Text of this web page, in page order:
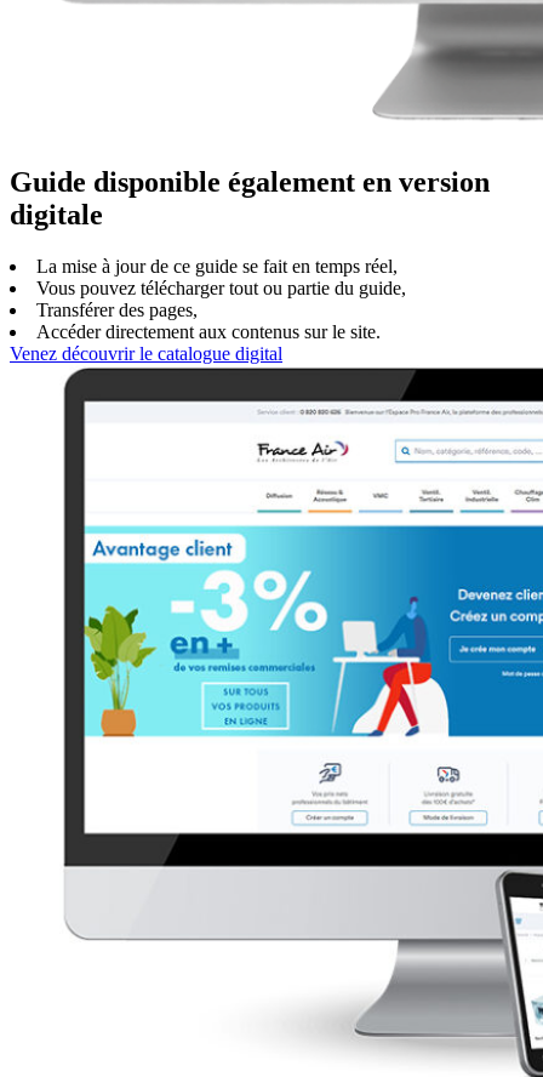
Guide disponible également en version
digitale
La mise à jour de ce guide se fait en temps réel,
Vous pouvez télécharger tout ou partie du guide,
Transférer des pages,
Accéder directement aux contenus sur le site.
Venez découvrir le catalogue digital